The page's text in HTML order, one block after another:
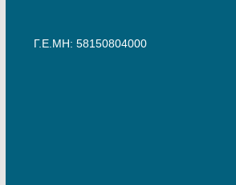
Γ.Ε.ΜΗ: 58150804000